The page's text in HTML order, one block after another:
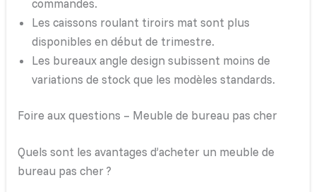
commandes.
Les caissons roulant tiroirs mat sont plus
disponibles en début de trimestre.
Les bureaux angle design subissent moins de
variations de stock que les modèles standards.
Foire aux questions – Meuble de bureau pas cher
Quels sont les avantages d’acheter un meuble de
bureau pas cher ?